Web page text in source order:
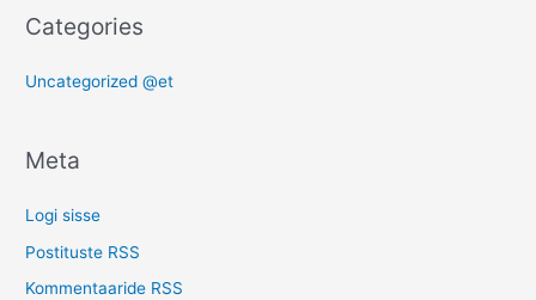
Categories
Uncategorized @et
Meta
Logi sisse
Postituste RSS
Kommentaaride RSS